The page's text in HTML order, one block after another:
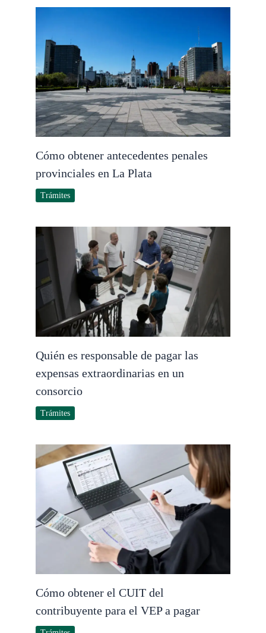
Cómo obtener antecedentes penales
provinciales en La Plata
Trámites
Quién es responsable de pagar las
expensas extraordinarias en un
consorcio
Trámites
Cómo obtener el CUIT del
contribuyente para el VEP a pagar